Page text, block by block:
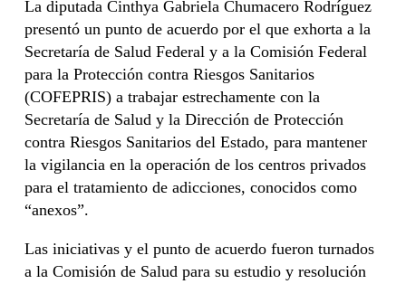
La diputada Cinthya Gabriela Chumacero Rodríguez
presentó un punto de acuerdo por el que exhorta a la
Secretaría de Salud Federal y a la Comisión Federal
para la Protección contra Riesgos Sanitarios
(COFEPRIS) a trabajar estrechamente con la
Secretaría de Salud y la Dirección de Protección
contra Riesgos Sanitarios del Estado, para mantener
la vigilancia en la operación de los centros privados
para el tratamiento de adicciones, conocidos como
“anexos”.
Las iniciativas y el punto de acuerdo fueron turnados
a la Comisión de Salud para su estudio y resolución